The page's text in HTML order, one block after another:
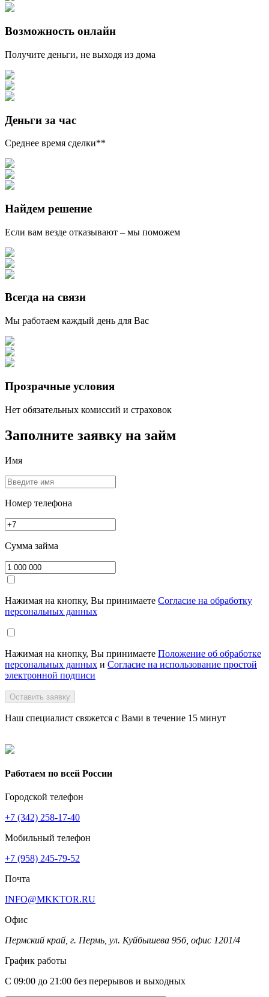
Возможность онлайн
Получите деньги, не выходя из дома
Деньги за час
Среднее время сделки**
Найдем решение
Если вам везде отказывают – мы поможем
Всегда на связи
Мы работаем каждый день для Вас
Прозрачные условия
Нет обязательных комиссий и страховок
Заполните заявку на займ
Имя
Номер телефона
Сумма займа
Нажимая на кнопку, Вы принимаете Согласие на обработку
персональных данных
Нажимая на кнопку, Вы принимаете Положение об обработке
персональных данных и Согласие на использование простой
электронной подписи
Оставить заявку
Наш специалист свяжется с Вами в течение 15 минут
Работаем по всей России
Городской телефон
+7 (342) 258-17-40
Мобильный телефон
+7 (958) 245-79-52
Почта
INFO@MKKTOR.RU
Офис
Пермский край, г. Пермь, ул. Куйбышева 95б, офис 1201/4
График работы
С 09:00 до 21:00 без перерывов и выходных